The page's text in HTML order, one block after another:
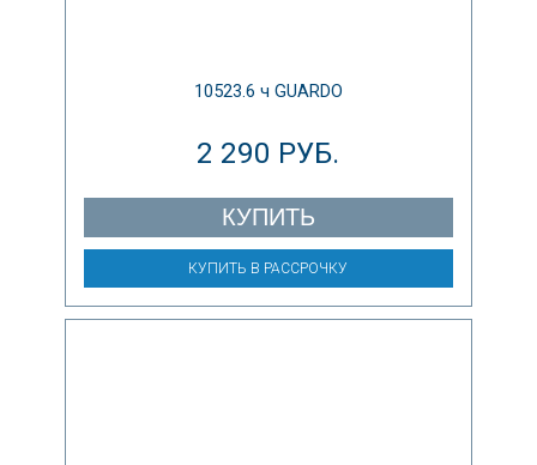
10523.6 ч GUARDO
2 290 РУБ.
КУПИТЬ
КУПИТЬ В РАССРОЧКУ